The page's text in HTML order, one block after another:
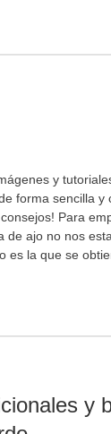
y
forma sencilla y
Para
de ajo no nos
es la que se
y